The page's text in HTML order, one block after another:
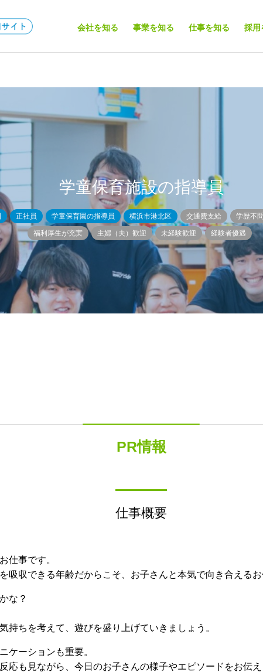
会社を知る 事業を知る 仕事を知る 採用
子どもに関わる仕事はいく
つある？資格なしで就ける
職種も紹介！
学童保育は資格がなくても
働ける？ 資格を取得するメ
リットや取得方法も徹底解
説！
学童保育施設の指導員
正社員 学童保育園の指導員 横浜市港北区 交通費支給 学歴不問
福利厚生が充実 主婦（夫）歓迎 未経験歓迎 経験者優遇
PR情報
仕事概要
仕事です。
吸収できる年齢だからこそ、お子さんと本気で向き合えるお
な？
持ちを考えて、遊びを盛り上げていきましょう。
ケーションも重要。
応も見ながら、今日のお子さんの様子やエピソードをお伝え